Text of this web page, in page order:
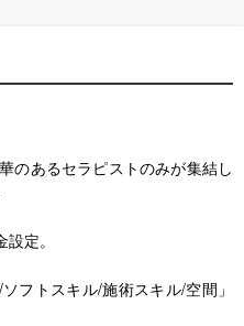
のあるセラピストのみが集結し
定。
フトスキル/施術スキル/空間」